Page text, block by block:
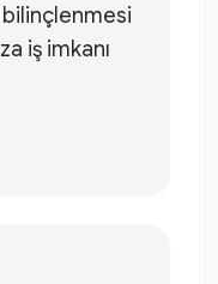
bilinçlenmesi
iş imkanı